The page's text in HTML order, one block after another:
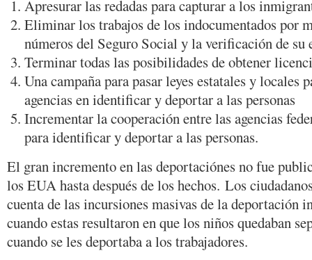
Apresurar las redadas para capturar a los
Eliminar los trabajos de los indocumentados por
números del Seguro Social y la verificación de su
Terminar todas las posibilidades de obtener
Una campaña para pasar leyes estatales y locales
agencias en identificar y deportar a las personas
Incrementar la cooperación entre las agencias
para identificar y deportar a las personas.
El gran incremento en las deportaciónes no fue
los EUA hasta después de los hechos. Los
cuenta de las incursiones masivas de la
cuando estas resultaron en que los niños quedaban
cuando se les deportaba a los trabajadores.